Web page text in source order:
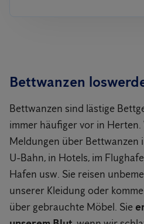
Bettwanzen
Bettwanzen sind lästige
immer häufiger vor in
Meldungen über Bettwanzen
U-Bahn, in Hotels, im
Hafen usw. Sie reisen
unserer Kleidung oder
über gebrauchte Möbel. Sie